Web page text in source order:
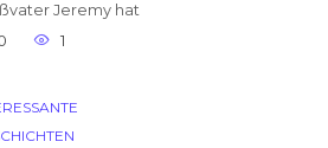
Jeremy hat
1